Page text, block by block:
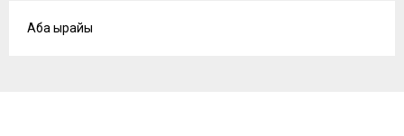
Аба ырайы